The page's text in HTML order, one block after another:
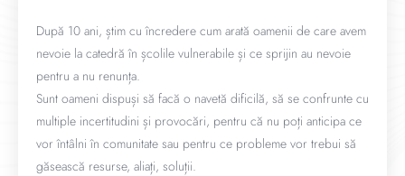
După 10 ani, știm cu încredere cum arată oamenii de care avem
nevoie la catedră în școlile vulnerabile și ce sprijin au nevoie
pentru a nu renunța.
Sunt oameni dispuși să facă o navetă dificilă, să se confrunte cu
multiple incertitudini și provocări, pentru că nu poți anticipa ce
vor întâlni în comunitate sau pentru ce probleme vor trebui să
găsească resurse, aliați, soluții.